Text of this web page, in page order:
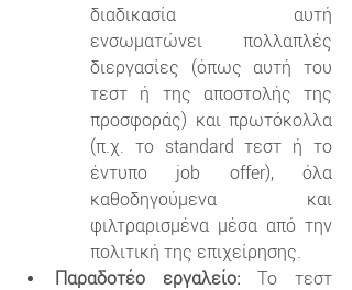
διαδικασία αυτή
ενσωματώνει πολλαπλές
διεργασίες (όπως αυτή του
τεστ ή της αποστολής της
προσφοράς) και πρωτόκολλα
(π.χ. το standard τεστ ή το
έντυπο job offer), όλα
καθοδηγούμενα και
φιλτραρισμένα μέσα από την
πολιτική της επιχείρησης.
Παραδοτέο εργαλείο: Το τεστ